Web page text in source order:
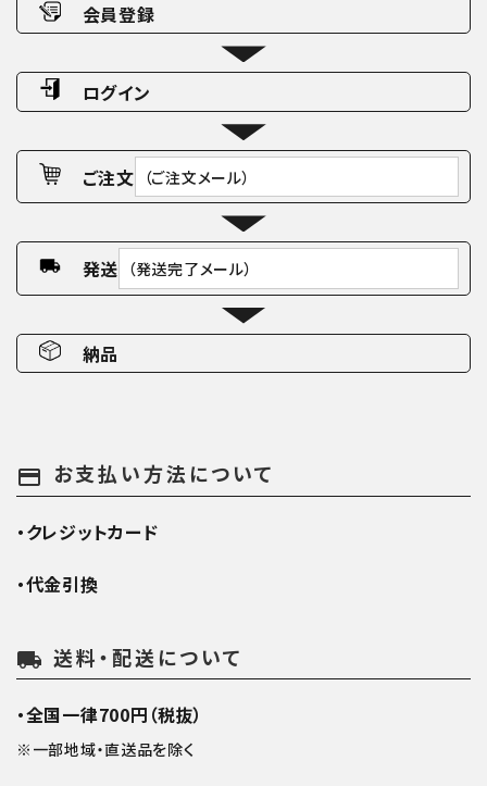
会員登録
ログイン
ご注文 （ご注文メール）
発送 （発送完了メール）
納品
payment お支払い方法について
・クレジットカード
・代金引換
local_shipping 送料・配送について
・全国一律700円（税抜）
※一部地域・直送品を除く